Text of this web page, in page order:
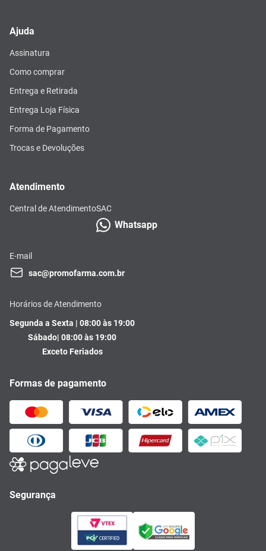
Ajuda
Assinatura
Como comprar
Entrega e Retirada
Entrega Loja Física
Forma de Pagamento
Trocas e Devoluções
Atendimento
Central de AtendimentoSAC
Whatsapp
E-mail
sac@promofarma.com.br
Horários de Atendimento
Segunda a Sexta | 08:00 às 19:00
Sábado| 08:00 às 19:00
Exceto Feriados
Formas de pagamento
Segurança